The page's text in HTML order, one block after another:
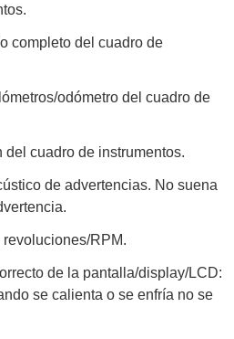
completo del cuadro de
odómetro del cuadro de
cuadro de instrumentos.
de advertencias. No suena
RPM.
de la pantalla/display/LCD:
se calienta o se enfría no se